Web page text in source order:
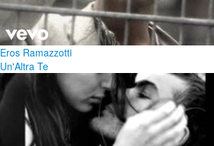
Eros Ramazzotti
Un'Altra Te